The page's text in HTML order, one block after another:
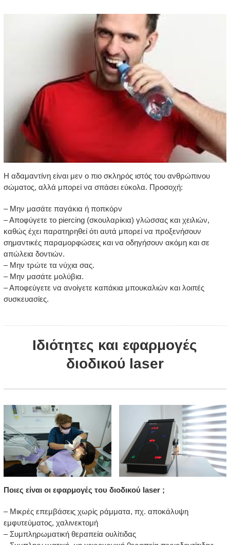
Η αδαμαντίνη είναι μεν ο πιο σκληρός ιστός του ανθρώπινου
σώματος, αλλά μπορεί να σπάσει εύκολα. Προσοχή:
– Μην μασάτε παγάκια ή ποπκόρν
– Αποφύγετε το piercing (σκουλαρίκια) γλώσσας και χειλιών,
καθώς έχει παρατηρηθεί ότι αυτά μπορεί να προξενήσουν
σημαντικές παραμορφώσεις και να οδηγήσουν ακόμη και σε
απώλεια δοντιών.
– Μην τρώτε τα νύχια σας.
– Μην μασάτε μολύβια.
– Αποφεύγετε να ανοίγετε καπάκια μπουκαλιών και λοιπές
συσκευασίες.
Ιδιότητες και εφαρμογές
διοδικού laser
Ποιες είναι οι εφαρμογές του διοδικού laser ;
– Μικρές επεμβάσεις χωρίς ράμματα, πχ. αποκάλυψη
εμφυτεύματος, χαλινεκτομή
– Συμπληρωματική θεραπεία ουλίτιδας